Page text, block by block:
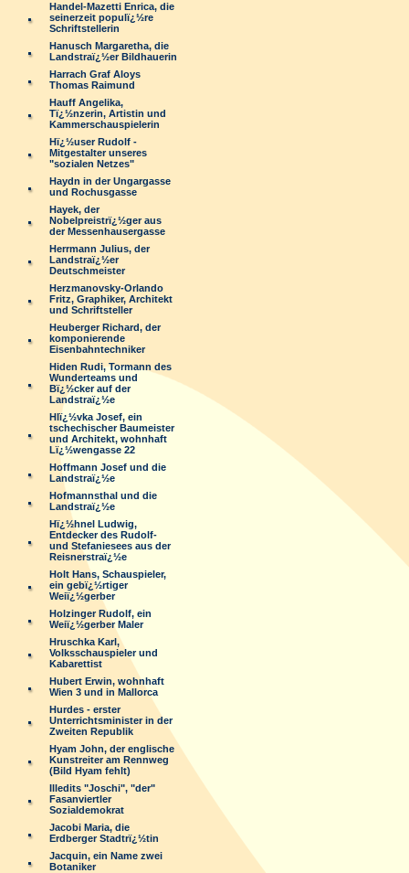
Handel-Mazetti Enrica, die
seinerzeit populï¿½re
Schriftstellerin
Hanusch Margaretha, die
Landstraï¿½er Bildhauerin
Harrach Graf Aloys
Thomas Raimund
Hauff Angelika,
Tï¿½nzerin, Artistin und
Kammerschauspielerin
Hï¿½user Rudolf -
Mitgestalter unseres
"sozialen Netzes"
Haydn in der Ungargasse
und Rochusgasse
Hayek, der
Nobelpreistrï¿½ger aus
der Messenhausergasse
Herrmann Julius, der
Landstraï¿½er
Deutschmeister
Herzmanovsky-Orlando
Fritz, Graphiker, Architekt
und Schriftsteller
Heuberger Richard, der
komponierende
Eisenbahntechniker
Hiden Rudi, Tormann des
Wunderteams und
Bï¿½cker auf der
Landstraï¿½e
Hlï¿½vka Josef, ein
tschechischer Baumeister
und Architekt, wohnhaft
Lï¿½wengasse 22
Hoffmann Josef und die
Landstraï¿½e
Hofmannsthal und die
Landstraï¿½e
Hï¿½hnel Ludwig,
Entdecker des Rudolf-
und Stefaniesees aus der
Reisnerstraï¿½e
Holt Hans, Schauspieler,
ein gebï¿½rtiger
Weiï¿½gerber
Holzinger Rudolf, ein
Weiï¿½gerber Maler
Hruschka Karl,
Volksschauspieler und
Kabarettist
Hubert Erwin, wohnhaft
Wien 3 und in Mallorca
Hurdes - erster
Unterrichtsminister in der
Zweiten Republik
Hyam John, der englische
Kunstreiter am Rennweg
(Bild Hyam fehlt)
Illedits "Joschi", "der"
Fasanviertler
Sozialdemokrat
Jacobi Maria, die
Erdberger Stadtrï¿½tin
Jacquin, ein Name zwei
Botaniker